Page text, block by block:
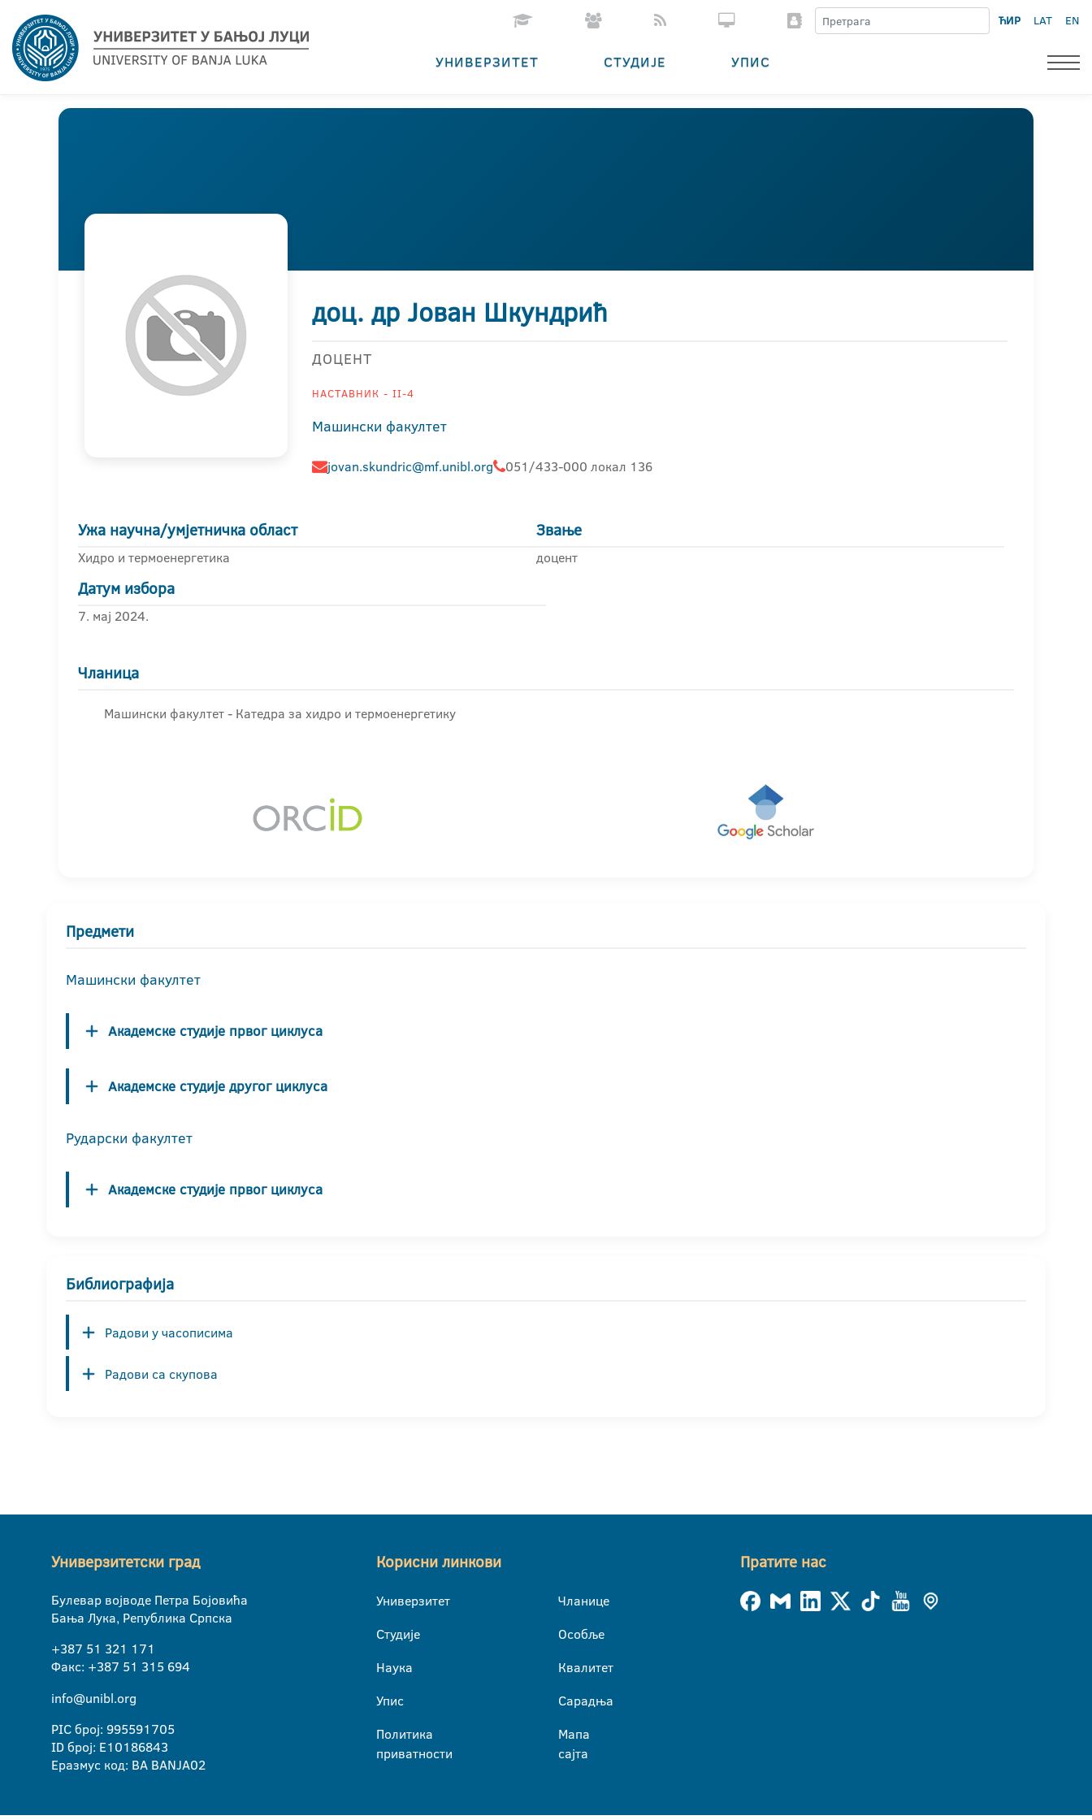
ЋИР LAT EN
УНИВЕРЗИТЕТ СТУДИЈЕ УПИС
доц. др Јован Шкундрић
ДОЦЕНТ
НАСТАВНИК - II-4
Машински факултет
jovan.skundric@mf.unibl.org 051/433-000 локал 136
Ужа научна/умјетничка област
Хидро и термоенергетика
Звање
доцент
Датум избора
7. мај 2024.
Чланица
Машински факултет - Катедра за хидро и термоенергетику
Предмети
Машински факултет
Академске студије првог циклуса
Академске студије другог циклуса
Рударски факултет
Академске студије првог циклуса
Библиографија
Радови у часописима
Радови са скупова
Универзитетски град
Булевар војводе Петра Бојовића
Бања Лука, Република Српска
+387 51 321 171
Факс: +387 51 315 694
info@unibl.org
PIC број: 995591705
ID број: E10186843
Еразмус код: BA BANJA02
Корисни линкови
Универзитет
Студије
Наука
Упис
Политика
приватности
Чланице
Особље
Квалитет
Сарадња
Мапа
сајта
Пратите нас